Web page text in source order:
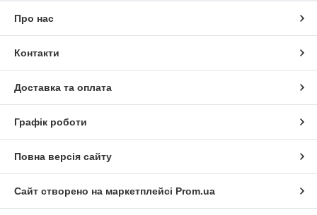
Про нас
Контакти
Доставка та оплата
Графік роботи
Повна версія сайту
Сайт створено на маркетплейсі Prom.ua